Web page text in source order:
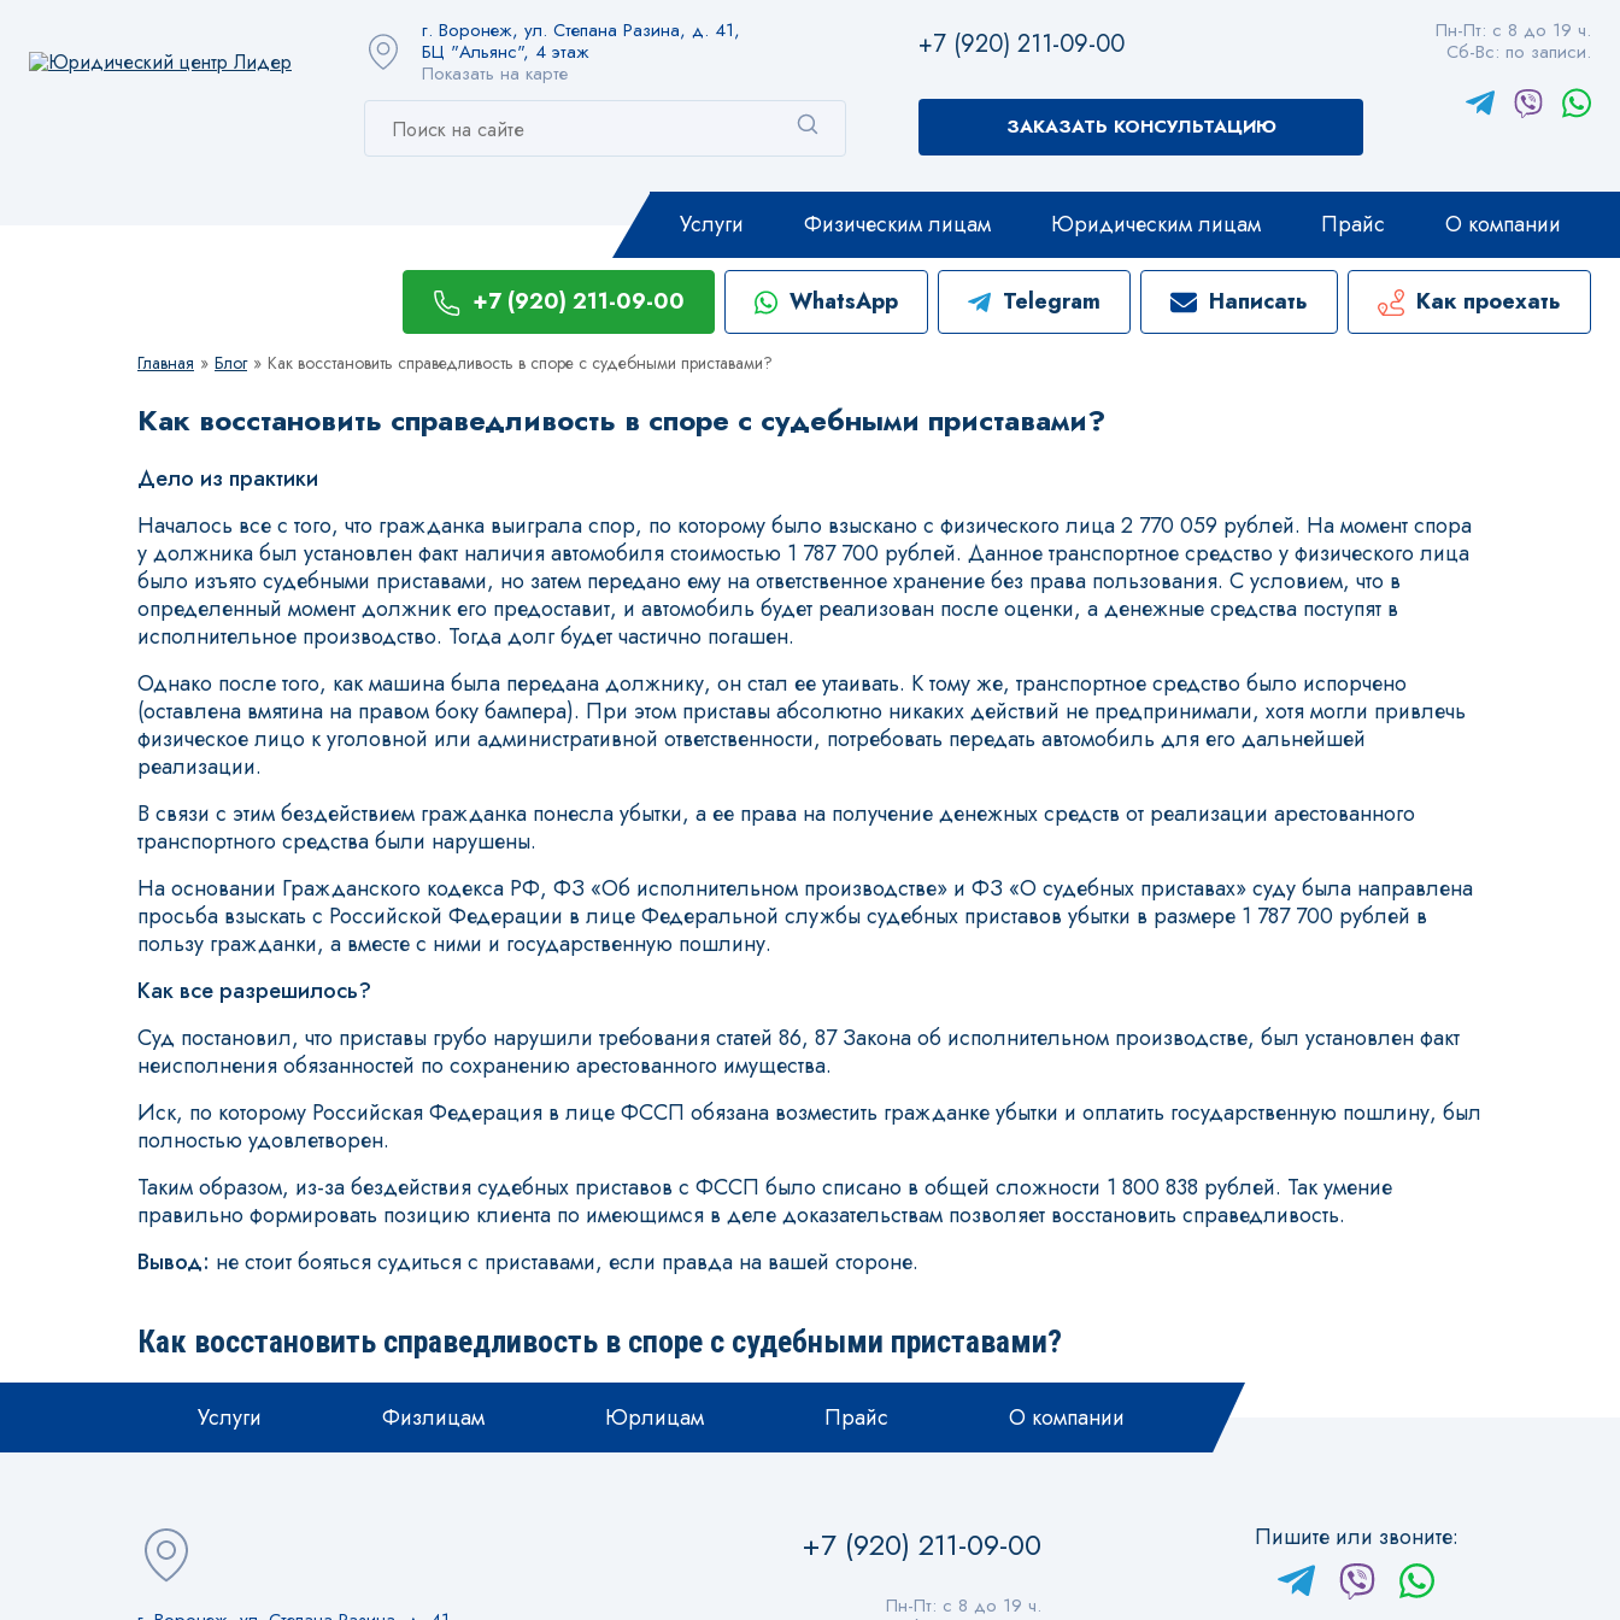
г. Воронеж, ул. Степана Разина, д. 41,
БЦ "Альянс", 4 этаж
Показать на карте
+7 (920) 211-09-00
ЗАКАЗАТЬ КОНСУЛЬТАЦИЮ
Пн-Пт: с 8 до 19 ч.
Сб-Вс: по записи.
Услуги Физическим лицам Юридическим лицам Прайс О компании
+7 (920) 211-09-00 WhatsApp Telegram Написать Как проехать
Главная » Блог » Как восстановить справедливость в споре с судебными приставами?
Как восстановить справедливость в споре с судебными приставами?
Дело из практики
Началось все с того, что гражданка выиграла спор, по которому было взыскано с физического лица 2 770 059 рублей. На момент спора
у должника был установлен факт наличия автомобиля стоимостью 1 787 700 рублей. Данное транспортное средство у физического лица
было изъято судебными приставами, но затем передано ему на ответственное хранение без права пользования. С условием, что в
определенный момент должник его предоставит, и автомобиль будет реализован после оценки, а денежные средства поступят в
исполнительное производство. Тогда долг будет частично погашен.
Однако после того, как машина была передана должнику, он стал ее утаивать. К тому же, транспортное средство было испорчено
(оставлена вмятина на правом боку бампера). При этом приставы абсолютно никаких действий не предпринимали, хотя могли привлечь
физическое лицо к уголовной или административной ответственности, потребовать передать автомобиль для его дальнейшей
реализации.
В связи с этим бездействием гражданка понесла убытки, а ее права на получение денежных средств от реализации арестованного
транспортного средства были нарушены.
На основании Гражданского кодекса РФ, ФЗ «Об исполнительном производстве» и ФЗ «О судебных приставах» суду была направлена
просьба взыскать с Российской Федерации в лице Федеральной службы судебных приставов убытки в размере 1 787 700 рублей в
пользу гражданки, а вместе с ними и государственную пошлину.
Как все разрешилось?
Суд постановил, что приставы грубо нарушили требования статей 86, 87 Закона об исполнительном производстве, был установлен факт
неисполнения обязанностей по сохранению арестованного имущества.
Иск, по которому Российская Федерация в лице ФССП обязана возместить гражданке убытки и оплатить государственную пошлину, был
полностью удовлетворен.
Таким образом, из-за бездействия судебных приставов с ФССП было списано в общей сложности 1 800 838 рублей. Так умение
правильно формировать позицию клиента по имеющимся в деле доказательствам позволяет восстановить справедливость.
Вывод: не стоит бояться судиться с приставами, если правда на вашей стороне.
Как восстановить справедливость в споре с судебными приставами?
Услуги Физлицам Юрлицам Прайс О компании
+7 (920) 211-09-00
Пн-Пт: с 8 до 19 ч.
Пишите или звоните: